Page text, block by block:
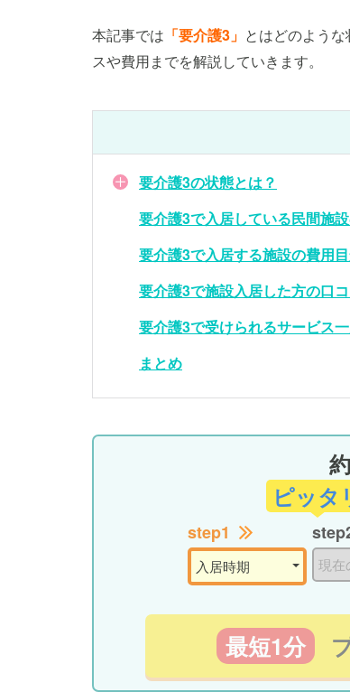
本記事では 「要介護3」 とはどのよう
スや費用までを解説していきます。
要介護3の状態とは？
要介護3で入居している民間施
要介護3で入居する施設の費用
要介護3で施設入居した方の口
要介護3で受けられるサービス
まとめ
ピッタ
step1
最短1分